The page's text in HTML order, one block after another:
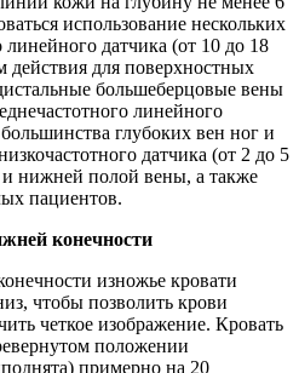
использование нескольких
линейного датчика (от 10 до 18
для поверхностных
большеберцовые вены
линейного
глубоких вен ног и
датчика (от 2 до 5
нижней полой вены, а также
пациентов.
конечности
изножье кровати
чтобы позволить крови
четкое изображение. Кровать
положении
примерно на 20